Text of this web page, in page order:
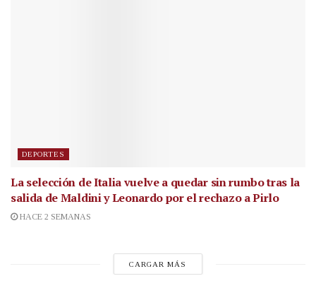
DEPORTES
La selección de Italia vuelve a quedar sin rumbo tras la
salida de Maldini y Leonardo por el rechazo a Pirlo
HACE 2 SEMANAS
CARGAR MÁS